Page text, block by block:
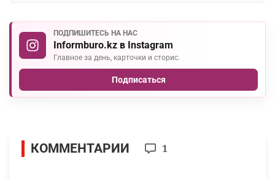
ПОДПИШИТЕСЬ НА НАС
Informburo.kz в Instagram
Главное за день, карточки и сторис.
Подписаться
КОММЕНТАРИИ 1